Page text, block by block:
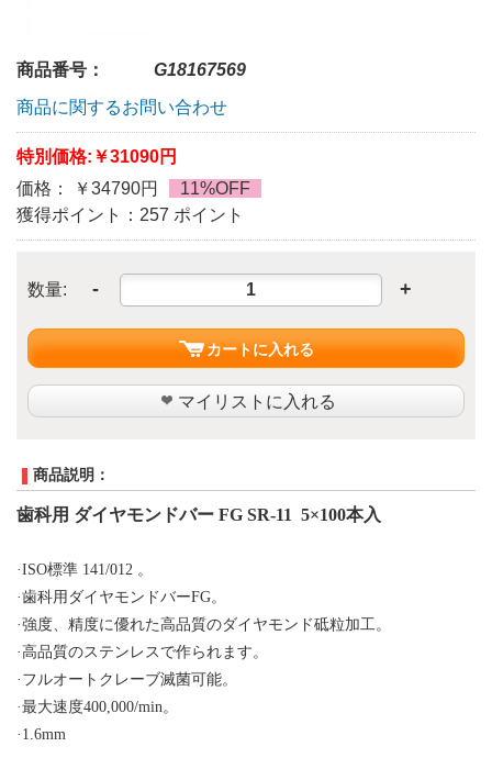
商品番号：
G18167569
商品に関するお問い合わせ
特別価格: ￥31090円
価格： ￥34790円
11%OFF
獲得ポイント：257 ポイント
数量: - +
カートに入れる
マイリストに入れる
商品説明：
歯科用 ダイヤモンドバー FG SR-11 5×100本入
·ISO標準 141/012 。
·歯科用ダイヤモンドバーFG。
·強度、精度に優れた高品質のダイヤモンド砥粒加工。
·高品質のステンレスで作られます。
·フルオートクレーブ滅菌可能。
·最大速度400,000/min。
·1.6mm